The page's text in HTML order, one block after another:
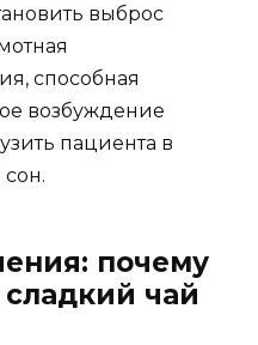
выброс
способная
возбуждение
пациента в
почему
чай